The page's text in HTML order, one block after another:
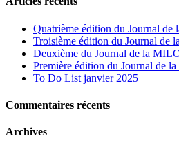
Quatrième édition du Journal de
Troisième édition du Journal de
Deuxième du Journal de la
Première édition du Journal de
To Do List janvier 2025
Commentaires récents
Archives